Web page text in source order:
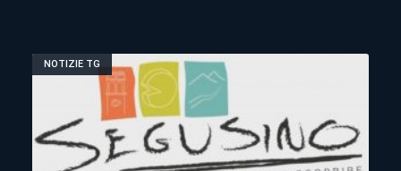
NOTIZIE TG